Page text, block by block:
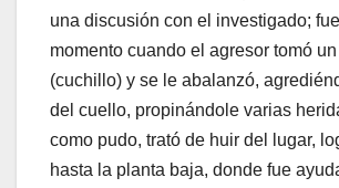
una discusión con el investigado;
momento cuando el agresor tomó
(cuchillo) y se le abalanzó,
del cuello, propinándole varias
como pudo, trató de huir del lugar,
hasta la planta baja, donde fue